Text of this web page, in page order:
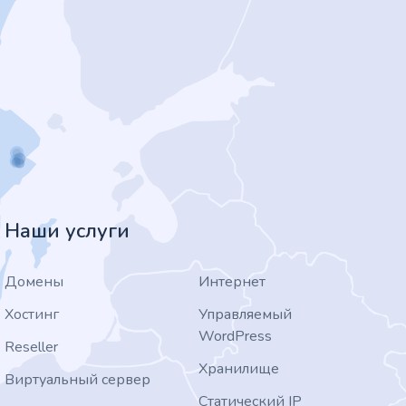
Наши услуги
Домены
Хостинг
Reseller
Виртуальный сервер
Интернет
Управляемый
WordPress
Хранилище
Статический IP